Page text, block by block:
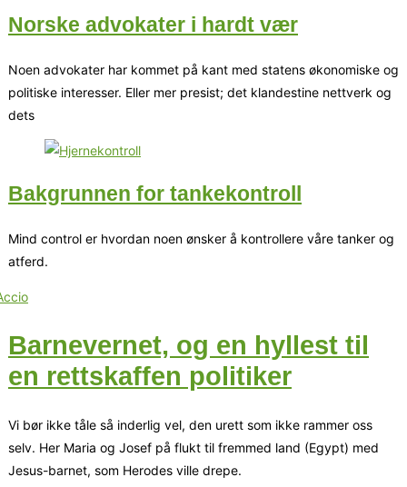
Norske advokater i hardt vær
Noen advokater har kommet på kant med statens økonomiske og
politiske interesser. Eller mer presist; det klandestine nettverk og
dets
Bakgrunnen for tankekontroll
Mind control er hvordan noen ønsker å kontrollere våre tanker og
atferd.
Barnevernet, og en hyllest til
en rettskaffen politiker
Vi bør ikke tåle så inderlig vel, den urett som ikke rammer oss
selv. Her Maria og Josef på flukt til fremmed land (Egypt) med
Jesus-barnet, som Herodes ville drepe.